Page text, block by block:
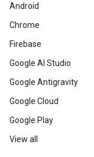
Android
Chrome
Firebase
Google AI Studio
Google Antigravity
Google Cloud
Google Play
View all